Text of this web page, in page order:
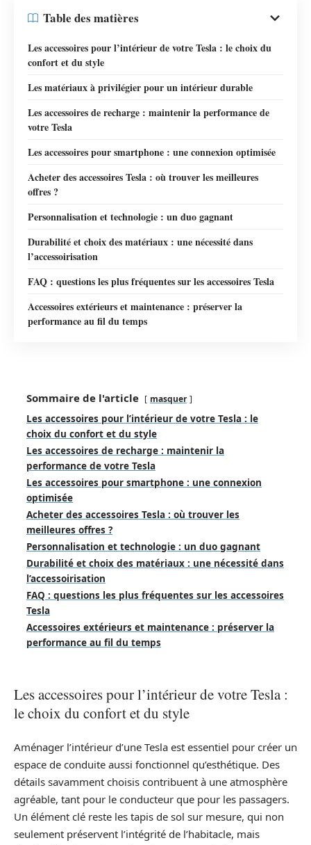
Table des matières
Les accessoires pour l’intérieur de votre Tesla : le choix du
confort et du style
Les matériaux à privilégier pour un intérieur durable
Les accessoires de recharge : maintenir la performance de
votre Tesla
Les accessoires pour smartphone : une connexion optimisée
Acheter des accessoires Tesla : où trouver les meilleures
offres ?
Personnalisation et technologie : un duo gagnant
Durabilité et choix des matériaux : une nécessité dans
l’accessoirisation
FAQ : questions les plus fréquentes sur les accessoires Tesla
Accessoires extérieurs et maintenance : préserver la
performance au fil du temps
Sommaire de l'article masquer
Les accessoires pour l’intérieur de votre Tesla : le
choix du confort et du style
Les accessoires de recharge : maintenir la
performance de votre Tesla
Les accessoires pour smartphone : une connexion
optimisée
Acheter des accessoires Tesla : où trouver les
meilleures offres ?
Personnalisation et technologie : un duo gagnant
Durabilité et choix des matériaux : une nécessité dans
l’accessoirisation
FAQ : questions les plus fréquentes sur les accessoires
Tesla
Accessoires extérieurs et maintenance : préserver la
performance au fil du temps
Les accessoires pour l’intérieur de votre Tesla :
le choix du confort et du style
Aménager l’intérieur d’une Tesla est essentiel pour créer un
espace de conduite aussi fonctionnel qu’esthétique. Des
détails savamment choisis contribuent à une atmosphère
agréable, tant pour le conducteur que pour les passagers.
Un élément clé reste les tapis de sol sur mesure, qui non
seulement préservent l’intégrité de l’habitacle, mais